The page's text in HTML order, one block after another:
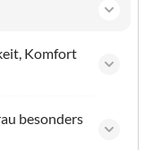
Komfort
besonders